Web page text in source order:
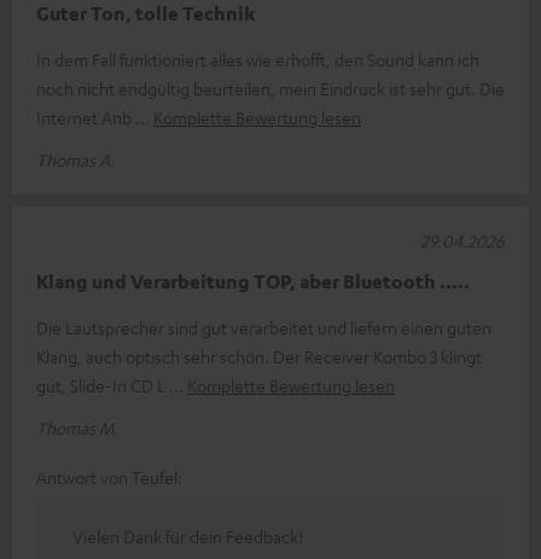
Guter Ton, tolle Technik
In dem Fall funktioniert alles wie erhofft, den Sound kann ich
noch nicht endgültig beurteilen, mein Eindruck ist sehr gut. Die
Internet Anb
Komplette Bewertung lesen
Thomas A.
Klang und Verarbeitung TOP, aber Bluetooth .....
Die Lautsprecher sind gut verarbeitet und liefern einen guten
Klang, auch optisch sehr schön. Der Receiver Kombo 3 klingt
gut, Slide-In CD L
Komplette Bewertung lesen
Thomas M.
29.04.2026
Antwort von Teufel:
Vielen Dank für dein Feedback!